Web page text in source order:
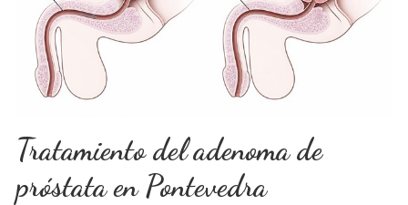
Tratamiento del adenoma de
próstata en Pontevedra